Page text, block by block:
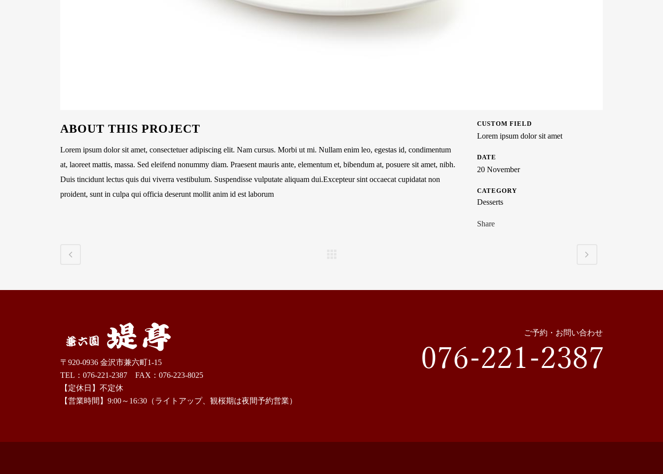
ABOUT THIS PROJECT
Lorem ipsum dolor sit amet, consectetuer adipiscing elit. Nam cursus. Morbi ut mi. Nullam enim leo, egestas id, condimentum
at, laoreet mattis, massa. Sed eleifend nonummy diam. Praesent mauris ante, elementum et, bibendum at, posuere sit amet, nibh.
Duis tincidunt lectus quis dui viverra vestibulum. Suspendisse vulputate aliquam dui.Excepteur sint occaecat cupidatat non
proident, sunt in culpa qui officia deserunt mollit anim id est laborum
CUSTOM FIELD
Lorem ipsum dolor sit amet
DATE
20 November
CATEGORY
Desserts
Share
〒920-0936 金沢市兼六町1-15
TEL：076-221-2387 FAX：076-223-8025
【定休日】不定休
【営業時間】9:00～16:30（ライトアップ、観桜期は夜間予約営業）
ご予約・お問い合わせ